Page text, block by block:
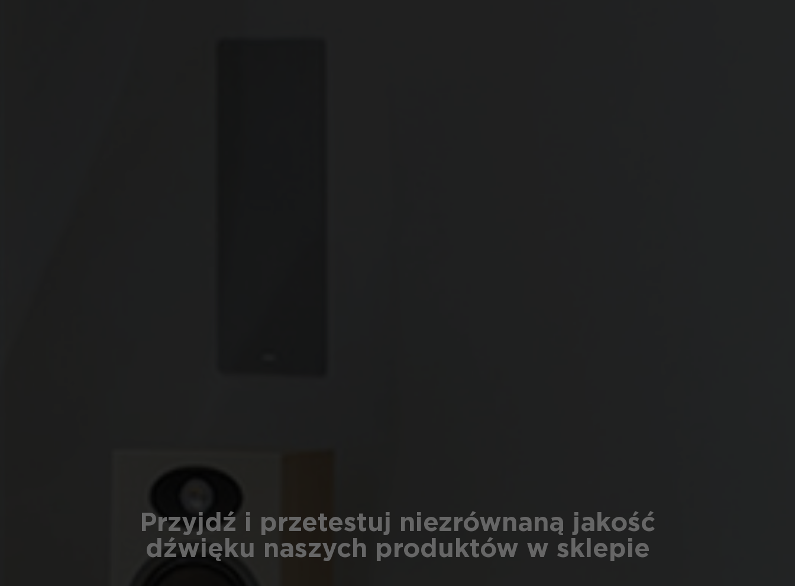
Przyjdź i przetestuj niezrównaną jakość
dźwięku naszych produktów w sklepie